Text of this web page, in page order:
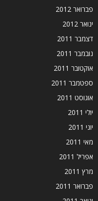
פברואר 2012
ינואר 2012
דצמבר 2011
נובמבר 2011
אוקטובר 2011
ספטמבר 2011
אוגוסט 2011
יולי 2011
יוני 2011
מאי 2011
אפריל 2011
מרץ 2011
פברואר 2011